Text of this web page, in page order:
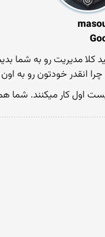
كلا مدیریت رو به شما
انقدر خودتون رو به
اول كار میكنند. شما